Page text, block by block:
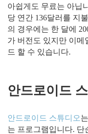
아쉽게도 무료는 아닙
당 연간 136달러를 지
의 경우에는 한 달에
가 버전도 있지만 이메
드 할 수 있습니다.
안드로이드
안드로이드 스튜디오
는 프로그램입니다. 단